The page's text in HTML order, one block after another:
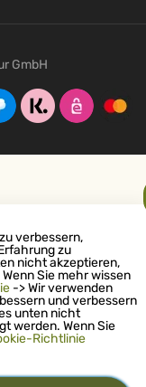
GmbH
verbessern,
zu
nicht akzeptieren,
Sie mehr wissen
-> Wir verwenden
und verbessern
unten nicht
werden. Wenn Sie
Richtlinie